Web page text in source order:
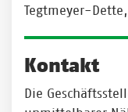
Tegtmeyer-
Kontakt
Die